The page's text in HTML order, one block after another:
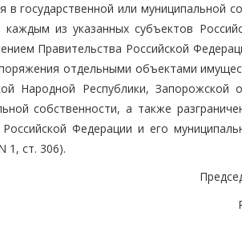
государственной или муниципальной
из указанных субъектов
Правительства Российской
отдельными объектами
Народной Республики, Запорожской
собственности, а также
Федерации и его
1, ст. 306).